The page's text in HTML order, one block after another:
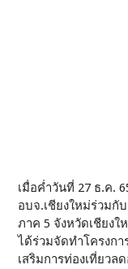
เมื่อค่ำวันที่ 27 ธ.ค.
อบจ.เชียงใหม่ร่วมกั
ภาค 5 จังหวัดเชียง
ได้ร่วมจัดทำโครงก
เสริมการท่องเที่ยวล